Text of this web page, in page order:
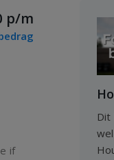
p/m
if
Dit